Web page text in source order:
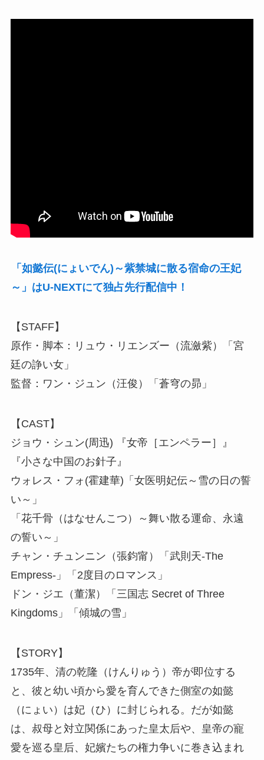
「如懿伝(にょいでん)～紫禁城に散る宿命の王妃
～」はU-NEXTにて独占先行配信中！
【STAFF】
原作・脚本：リュウ・リエンズー（流瀲紫）「宮
廷の諍い女」
監督：ワン・ジュン（汪俊）「蒼穹の昴」
【CAST】
ジョウ・シュン(周迅) 『女帝［エンペラー］』
『小さな中国のお針子』
ウォレス・フォ(霍建華)「女医明妃伝～雪の日の誓
い～」
「花千骨（はなせんこつ）～舞い散る運命、永遠
の誓い～」
チャン・チュンニン（張鈞甯）「武則天-The
Empress-」「2度目のロマンス」
ドン・ジエ（董潔）「三国志 Secret of Three
Kingdoms」「傾城の雪」
【STORY】
1735年、清の乾隆（けんりゅう）帝が即位する
と、彼と幼い頃から愛を育んできた側室の如懿
（にょい）は妃（ひ）に封じられる。だが如懿
は、叔母と対立関係にあった皇太后や、皇帝の寵
愛を巡る皇后、妃嬪たちの権力争いに巻き込まれ